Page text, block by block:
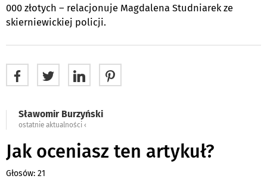
000 złotych – relacjonuje Magdalena Studniarek ze
skierniewickiej policji.
Sławomir Burzyński
ostatnie aktualności ‹
Jak oceniasz ten artykuł?
Głosów: 21